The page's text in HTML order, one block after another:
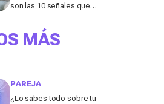
son las 10 señales que
infidelidad
MÁS
PAREJA
¿Lo sabes todo sobre tu